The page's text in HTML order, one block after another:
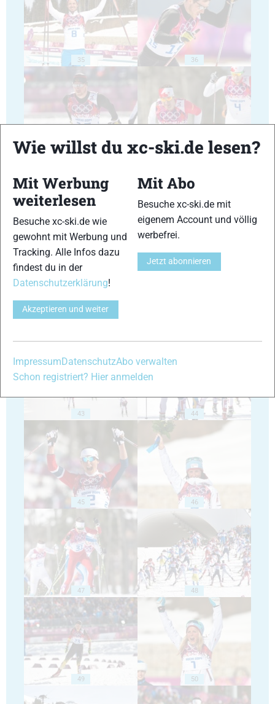
35 36
37 38
39
43 44
45 46
47 48
49 50
Wie willst du xc-ski.de lesen?
Mit Werbung
weiterlesen
Besuche xc-ski.de wie
gewohnt mit Werbung und
Tracking. Alle Infos dazu
findest du in der
Datenschutzerklärung!
Akzeptieren und weiter
Mit Abo
Besuche xc-ski.de mit
eigenem Account und völlig
werbefrei.
Jetzt abonnieren
Impressum DatenschutzAbo verwalten
Schon registriert? Hier anmelden